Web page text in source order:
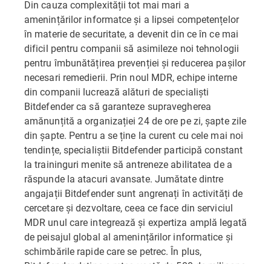
Din cauza complexității tot mai mari a
amenințărilor informatce și a lipsei competențelor
în materie de securitate, a devenit din ce în ce mai
dificil pentru companii să asimileze noi tehnologii
pentru îmbunătățirea prevenției și reducerea pașilor
necesari remedierii. Prin noul MDR, echipe interne
din companii lucrează alături de specialiști
Bitdefender ca să garanteze supravegherea
amănunțită a organizației 24 de ore pe zi, șapte zile
din șapte. Pentru a se ține la curent cu cele mai noi
tendințe, specialiștii Bitdefender participă constant
la traininguri menite să antreneze abilitatea de a
răspunde la atacuri avansate. Jumătate dintre
angajații Bitdefender sunt angrenați în activități de
cercetare și dezvoltare, ceea ce face din serviciul
MDR unul care integrează și expertiza amplă legată
de peisajul global al amenințărilor informatice și
schimbările rapide care se petrec. În plus,